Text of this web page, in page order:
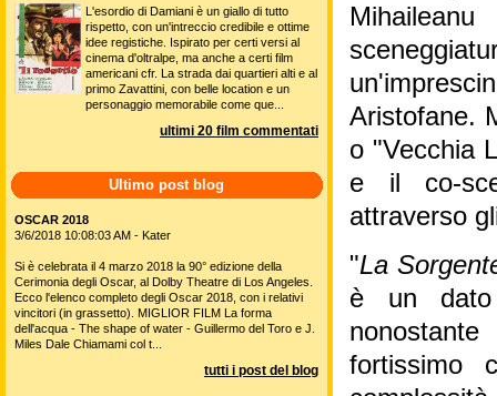
Aristofane.
o "Vecchia
e il co-
attraverso
"La
è un dato
fortissimo
L'esordio di Damiani è un giallo di tutto
rispetto, con un'intreccio credibile e ottime
idee registiche. Ispirato per certi versi al
cinema d'oltralpe, ma anche a certi film
americani cfr. La strada dai quartieri alti e al
primo Zavattini, con belle location e un
personaggio memorabile come que...
ultimi 20 film commentati
Ultimo post blog
OSCAR 2018
3/6/2018 10:08:03 AM - Kater
Si è celebrata il 4 marzo 2018 la 90° edizione della
Cerimonia degli Oscar, al Dolby Theatre di Los Angeles.
Ecco l'elenco completo degli Oscar 2018, con i relativi
vincitori (in grassetto). MIGLIOR FILM La forma
dell'acqua - The shape of water - Guillermo del Toro e J.
Miles Dale Chiamami col t...
tutti i post del blog